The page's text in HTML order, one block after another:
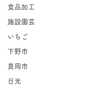
食品加工
施設園芸
いちご
下野市
真岡市
日光